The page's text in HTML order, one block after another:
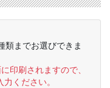
類までお選びできま
印刷されますので、
ください。